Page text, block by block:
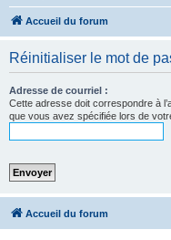
Accueil du forum
Réinitialiser le mot de
Adresse de courriel :
Cette adresse doit correspondre à
que vous avez spécifiée lors de
Accueil du forum